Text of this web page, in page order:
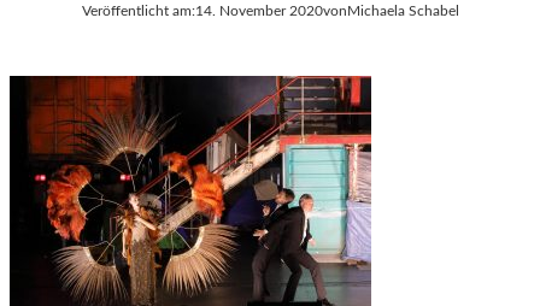
Veröffentlicht am:14. November 2020vonMichaela Schabel